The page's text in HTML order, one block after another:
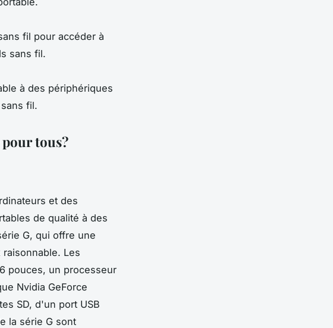
fil pour accéder à
sans fil.
à des périphériques
fil.
tous?
et des
de qualité à des
G, qui offre une
Les
pouces, un processeur
Nvidia GeForce
SD, d'un port USB
la série G sont